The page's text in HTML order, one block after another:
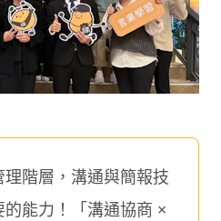
階層，溝通與簡報技
能力！「溝通協商 ×